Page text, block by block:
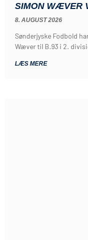
SIMON WÆVER
8. AUGUST 2026
Sønderjyske Fodbold
Wæver til B.93 i 2.
LÆS MERE